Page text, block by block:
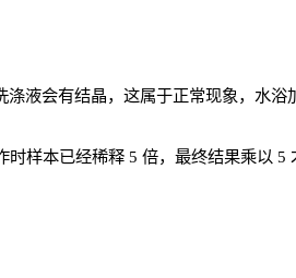
涤液会有结晶，这属于正常现象，水浴
时样本已经稀释5 倍，最终结果乘以 5